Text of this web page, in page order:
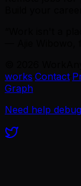
works Contact
Graph
Need help